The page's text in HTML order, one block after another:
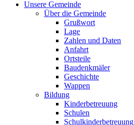
Unsere Gemeinde
Über die Gemeinde
Grußwort
Lage
Zahlen und Daten
Anfahrt
Ortsteile
Baudenkmäler
Geschichte
Wappen
Bildung
Kinderbetreuung
Schulen
Schulkinderbetreuung